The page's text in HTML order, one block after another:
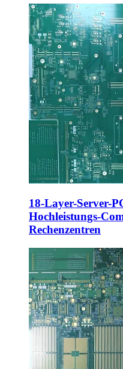
18-Layer-Server-
Hochleistungs-
Rechenzentren